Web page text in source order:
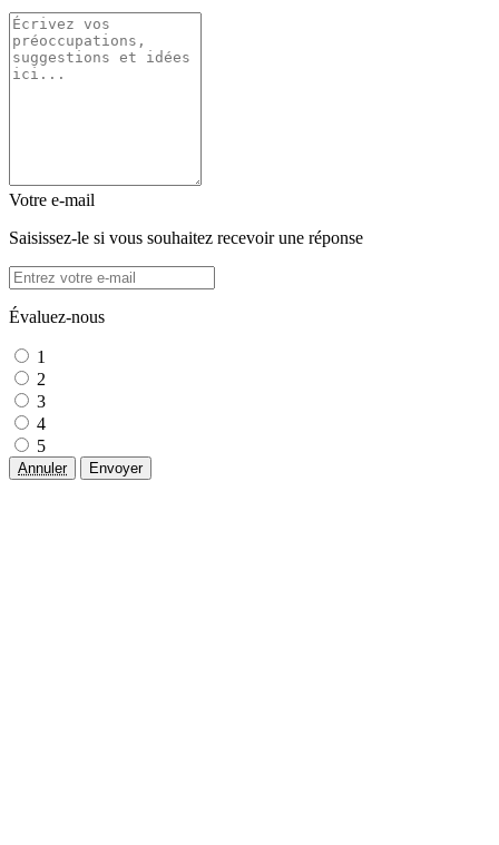
Votre e-mail
Saisissez-le si vous souhaitez recevoir une réponse
Évaluez-nous
1
2
3
4
5
Annuler Envoyer